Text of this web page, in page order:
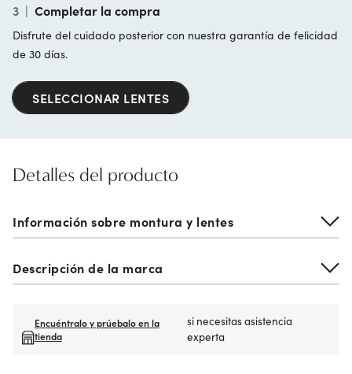
3 | Completar la compra
Disfrute del cuidado posterior con nuestra garantía de felicidad
de 30 días.
SELECCIONAR LENTES
Detalles del producto
Información sobre montura y lentes
Descripción de la marca
Encuéntralo y prúebalo en la
tienda
si necesitas asistencia
experta